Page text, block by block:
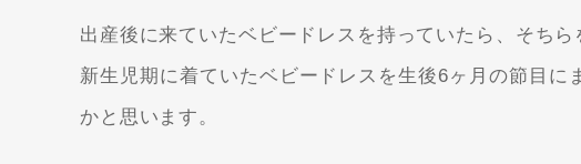
出産後に来ていたベビードレスを持っていたら、そちら
新生児期に着ていたベビードレスを生後6ヶ月の節目に
かと思います。